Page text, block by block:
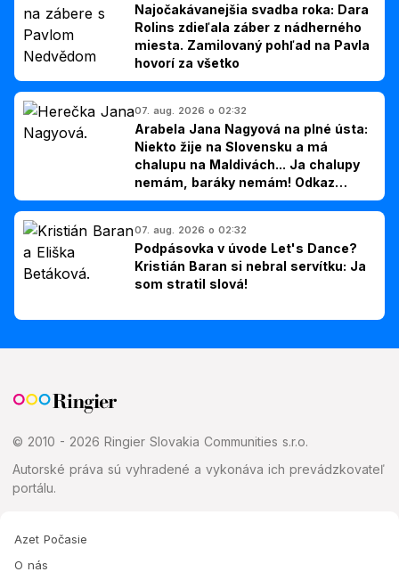
Najočakávanejšia svadba roka: Dara
Rolins zdieľala záber z nádherného
miesta. Zamilovaný pohľad na Pavla
hovorí za všetko
07. aug. 2026 o 02:32
Arabela Jana Nagyová na plné ústa:
Niekto žije na Slovensku a má
chalupu na Maldivách... Ja chalupy
nemám, baráky nemám! Odkaz
Slovákom
07. aug. 2026 o 02:32
Podpásovka v úvode Let's Dance?
Kristián Baran si nebral servítku: Ja
som stratil slová!
© 2010 - 2026 Ringier Slovakia Communities s.r.o.
Autorské práva sú vyhradené a vykonáva ich prevádzkovateľ
portálu.
Azet Počasie
O nás